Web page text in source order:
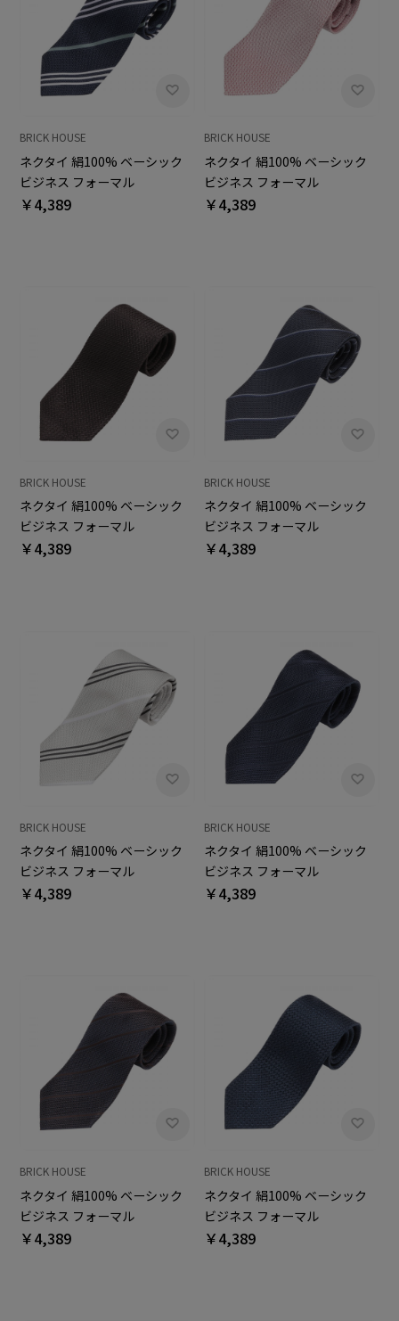
BRICK HOUSE
ネクタイ 絹100% ベーシック
ビジネス フォーマル
￥4,389
BRICK HOUSE
ネクタイ 絹100% ベーシック
ビジネス フォーマル
￥4,389
BRICK HOUSE
ネクタイ 絹100% ベーシック
ビジネス フォーマル
￥4,389
BRICK HOUSE
ネクタイ 絹100% ベーシック
ビジネス フォーマル
￥4,389
BRICK HOUSE
ネクタイ 絹100% ベーシック
ビジネス フォーマル
￥4,389
BRICK HOUSE
ネクタイ 絹100% ベーシック
ビジネス フォーマル
￥4,389
BRICK HOUSE
ネクタイ 絹100% ベーシック
ビジネス フォーマル
￥4,389
BRICK HOUSE
ネクタイ 絹100% ベーシック
ビジネス フォーマル
￥4,389